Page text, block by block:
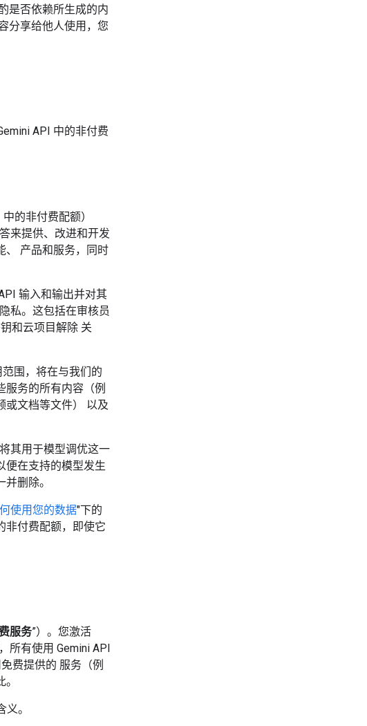
是否依赖所生成的内
分享给他人使用，您
API 中的非付费
的非付费配额）
来提供、改进和开发
、 产品和服务，同时
输入和输出并对其
私。这包括在审核员
和云项目解除 关
围，将在与我们的
务的所有内容（例
或文档等文件） 以及
其用于模型调优这一
便在支持的模型发生
删除。
使用您的数据"下的
非付费配额，即使它
服务”）。您激活
所有使用 Gemini API
费提供的 服务（例
义。